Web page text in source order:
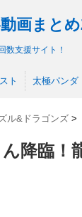
画まと
数支援サイト！
ト 太極パンダ
ル&ドラゴンズ >
ん降臨